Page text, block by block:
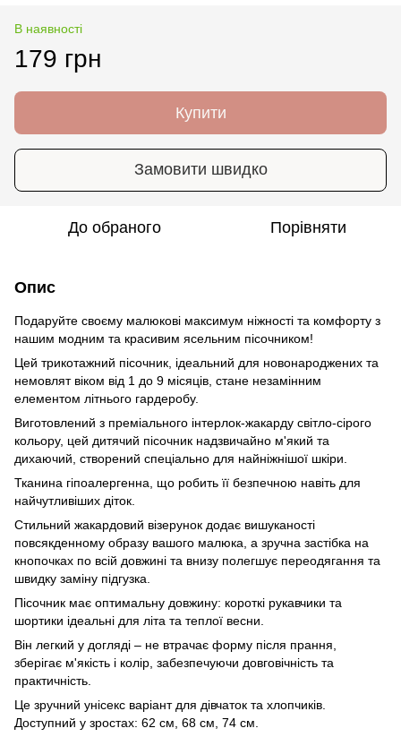
В наявності
179 грн
Купити
Замовити швидко
До обраного Порівняти
Опис
Подаруйте своєму малюкові максимум ніжності та комфорту з
нашим модним та красивим ясельним пісочником!
Цей трикотажний пісочник, ідеальний для новонароджених та
немовлят віком від 1 до 9 місяців, стане незамінним
елементом літнього гардеробу.
Виготовлений з преміального інтерлок-жакарду світло-сірого
кольору, цей дитячий пісочник надзвичайно м'який та
дихаючий, створений спеціально для найніжнішої шкіри.
Тканина гіпоалергенна, що робить її безпечною навіть для
найчутливіших діток.
Стильний жакардовий візерунок додає вишуканості
повсякденному образу вашого малюка, а зручна застібка на
кнопочках по всій довжині та внизу полегшує переодягання та
швидку заміну підгузка.
Пісочник має оптимальну довжину: короткі рукавчики та
шортики ідеальні для літа та теплої весни.
Він легкий у догляді – не втрачає форму після прання,
зберігає м'якість і колір, забезпечуючи довговічність та
практичність.
Це зручний унісекс варіант для дівчаток та хлопчиків.
Доступний у зростах: 62 см, 68 см, 74 см.